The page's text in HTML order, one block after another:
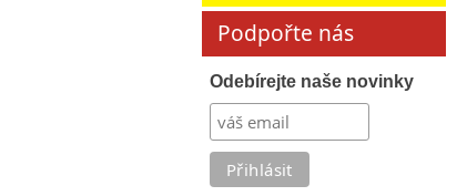
Podpořte nás
Odebírejte naše novinky